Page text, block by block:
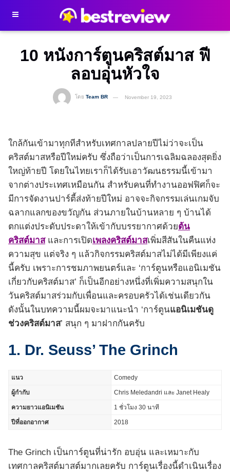
10 หนังการ์ตูนคริสต์มาส ฟี
ลอบอุ่นหัวใจ
โดย Team BR November 19, 2023
ใกล้กันเข้ามาทุกทีสำหรับเทศกาลปลายปีไม่ว่าจะเป็น
คริสต์มาสหรือปีใหม่ครับ ซึ่งถือว่าเป็นการเฉลิมฉลองสุดยิ่ง
ใหญ่ท้ายปี โดยในไทยเราก็ได้รับเอาวัฒนธรรมนี้เข้ามา
จากต่างประเทศเหมือนกัน สำหรับคนที่ทำงานออฟฟิศก็จะ
มีการจัดงานปาร์ตี้ส่งท้ายปีใหม่ อาจจะกิจกรรมเล่นเกมจับ
ฉลากแลกของขวัญกัน ส่วนภายในบ้านหลาย ๆ บ้านได้
ตกแต่งประดับประดาให้เข้ากับบรรยากาศด้วยต้น
คริสต์มาสและการเปิดเพลงคริสต์มาสเพิ่มสีสันในคืนแห่ง
ความสุข แต่จริง ๆ แล้วกิจกรรมคริสต์มาสไม่ได้มีเพียงแค่
นี้ครับ เพราะการชมภาพยนตร์และ ‘การ์ตูนหรือแอนิเมชัน
เกี่ยวกับคริสต์มาส’ ก็เป็นอีกอย่างหนึ่งที่เพิ่มความสนุกใน
วันคริสต์มาสร่วมกับเพื่อนและครอบครัวได้เช่นเดียวกัน
ดังนั้นในบทความนี้ผมจะมาแนะนำ ‘การ์ตูนแอนิเมชันดู
ช่วงคริสต์มาส’ สนุก ๆ มาฝากกันครับ
1. Dr. Seuss’ The Grinch
แนว Comedy
ผู้กำกับ Chris Meledandri และ Janet Healy
ความยาวแอนิเมชัน 1 ชั่วโมง 30 นาที
ปีที่ออกอากาศ 2018
The Grinch เป็นการ์ตูนที่น่ารัก อบอุ่น และเหมาะกับ
เทศกาลคริสต์มาสต์มากเลยครับ การ์ตูนเรื่องนี้ดำเนินเรื่อง